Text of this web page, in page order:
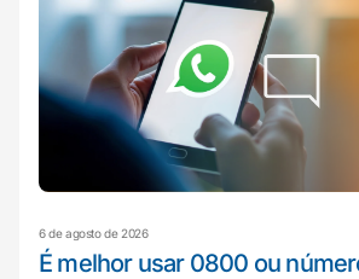
6 de agosto de 2026
É melhor usar 0800 ou